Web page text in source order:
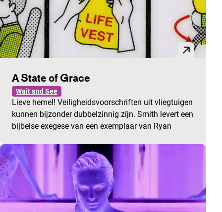
A State of Grace
Wait and See
Lieve hemel! Veiligheidsvoorschriften uit vliegtuigen
kunnen bijzonder dubbelzinnig zijn. Smith levert een
bijbelse exegese van een exemplaar van Ryan